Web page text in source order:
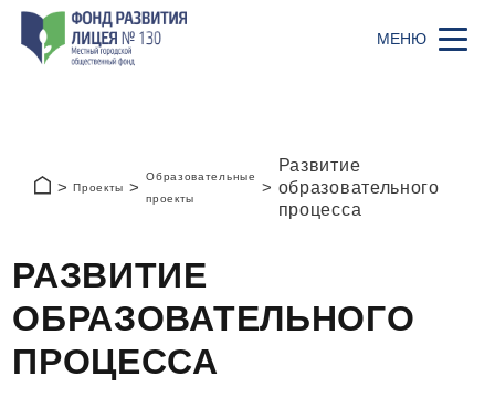
Проекты
Образовательные
проекты
Развитие
образовательного
процесса
РАЗВИТИЕ
ОБРАЗОВАТЕЛЬНОГО
ПРОЦЕССА